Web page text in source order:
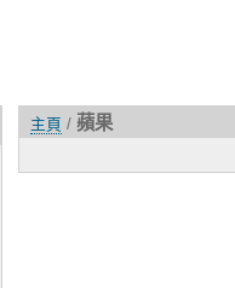
主頁 / 蘋果